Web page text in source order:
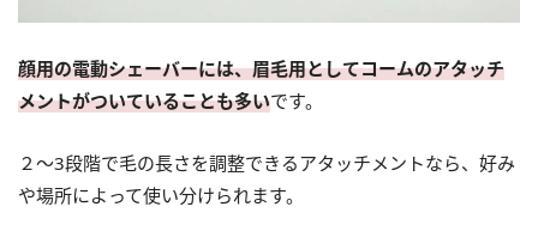
顔用の電動シェーバーには、眉毛用としてコームのアタッチ
メントがついていることも多いです。
２～3段階で毛の長さを調整できるアタッチメントなら、好み
や場所によって使い分けられます。